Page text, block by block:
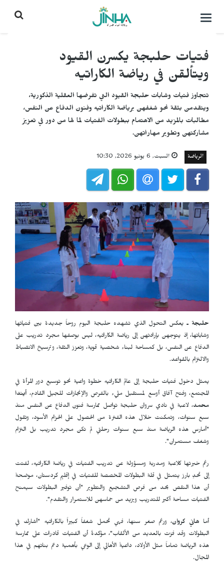
التحكم
فتيات حلبجة يكسرن القيود
ويتألقن في رياضة الكاراتيه
تتجاوز فتيات وشابات حلبجة القيود التي تفرضها العقلية الذكورية،
ويتقدمن بثقة نحو شغفهن برياضة الكاراتيه وفنون الدفاع عن النفس،
مطالبات بالمزيد من الاهتمام ببطولات الفتيات لما لها من دور في تعزيز
مشاركتهن وتطوير مهاراتهن.
الرياضة السبت, 6 يونيو 2026, 10:30
حلبجة ـ يعكس التحول الذي تشهده حلبجة اليوم روحاً جديدة بين فتياتها
وشاباتها، إذ يتوجهن بإرادتهن إلى رياضة الكاراتيه، ليس بوصفها مجرد تدريب على
الدفاع عن النفس، بل كمساحة لبناء شخصية قوية، وتعزز الثقة، وترسيخ الانضباط
والالتزام بالقواعد.
يمثل دخول فتيات حلبجة إلى عالم الكاراتيه خطوة واعية نحو توسيع دور المرأة في
المجتمع، وفتح آفاق أوسع لمستقبل مليء بالفرص والإنجازات للجيل القادم، أيندا
محمد، لاعبة في نادي سروان حلبجة تواصل ممارسة فنون الدفاع عن النفس منذ
سبع سنوات، وتمكنت خلال هذه الفترة من الحصول على الحزام الأسود، وتقول
"أمارس هذه الرياضة منذ سبع سنوات رحلتي لم تكن مجرد تدريب بل التزام
وشغف مستمران".
رغم خبرتها كلاعبة ومدربة ومسؤولة عن تدريب الفتيات في رياضة الكاراتيه، لفتت
إلى تحدٍ بارز يتمثل في قلة البطولات المخصصة للفتيات في إقليم كردستان، موضحةَ
أن هذا النقص يحد من فرص التشجيع والتطوير "أن توفير البطولات سيمنح
الفتيات مساحة أكبر للتدريب ويزيد من حماسهن للاستمرار والتقدم".
أما هاني كروان، ورغم صغر سنها، فهي تحمل شغفاً كبيراً بالكاراتيه "أشارك في
البطولات وقد فزت بالعديد من الألقاب"، مؤكدةً أن الفتيات قادرات على ممارسة
هذه الرياضة تماماً مثل الأولاد، داعيةً الأهالي إلى الوعي بأهمية دعم بناتهم في هذا
المجال.